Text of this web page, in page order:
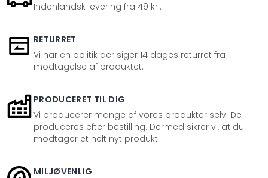
Indenlandsk levering fra 49 kr..
RETURRET
Vi har en politik der siger 14 dages returret fra
modtagelse af produktet.
PRODUCERET TIL DIG
Vi producerer mange af vores produkter selv. De
produceres efter bestilling. Dermed sikrer vi, at du
modtager et helt nyt produkt.
MILJØVENLIG